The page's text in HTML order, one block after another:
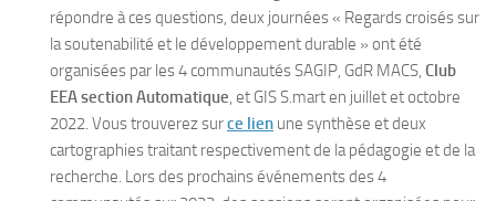
répondre à ces questions, deux journées « Regards croisés sur
la soutenabilité et le développement durable » ont été
organisées par les 4 communautés SAGIP, GdR MACS, Club
EEA section Automatique, et GIS S.mart en juillet et octobre
2022. Vous trouverez surce lien une synthèse et deux
cartographies traitant respectivement de la pédagogie et de la
recherche. Lors des prochains événements des 4